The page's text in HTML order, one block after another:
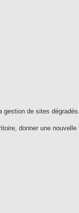
gestion de sites dégradés.
donner une nouvelle